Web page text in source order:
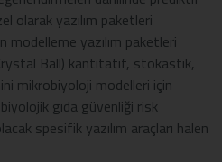
olarak yazılım paketleri
modelleme yazılım paketleri
Ball) kantitatif, stokastik,
mikrobiyoloji modelleri için
gıda güvenliği risk
spesifik yazılım araçları halen